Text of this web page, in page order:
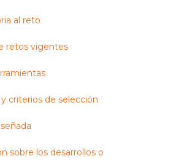
al reto
retos vigentes
criterios de selección
sobre los desarrollos o